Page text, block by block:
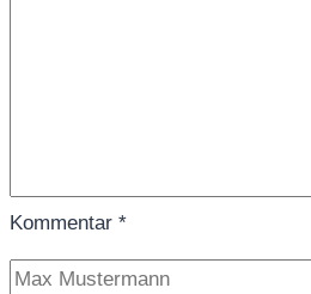
Kommentar *